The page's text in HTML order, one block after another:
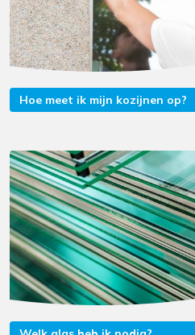
Hoe meet ik mijn kozijnen op?